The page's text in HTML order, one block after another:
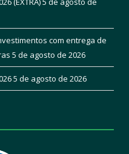
com entrega de
5 de agosto de 2026
5 de agosto de 2026